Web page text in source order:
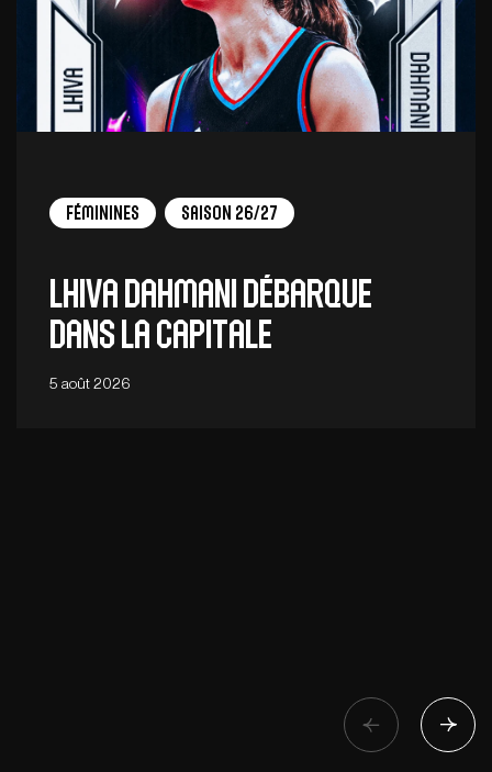
Féminines Saison 26/27
Lhiva Dahmani débarque
dans la capitale
5 août 2026